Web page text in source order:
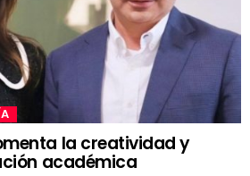
la creatividad y
académica